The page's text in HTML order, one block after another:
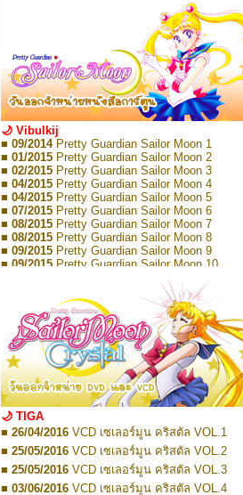
🌙 Vibulkij
■ 09/2014 Pretty Guardian Sailor Moon 1
■ 01/2015 Pretty Guardian Sailor Moon 2
■ 02/2015 Pretty Guardian Sailor Moon 3
■ 04/2015 Pretty Guardian Sailor Moon 4
■ 04/2015 Pretty Guardian Sailor Moon 5
■ 07/2015 Pretty Guardian Sailor Moon 6
■ 08/2015 Pretty Guardian Sailor Moon 7
■ 08/2015 Pretty Guardian Sailor Moon 8
■ 09/2015 Pretty Guardian Sailor Moon 9
■ 09/2015 Pretty Guardian Sailor Moon 10
Pretty Guardian Sailor Moon 11
Pretty Guardian Sailor Moon 12
Pretty Guardian Sailor Moon Short
Stories 1
■ 09/2018Pretty Guardian Sailor Moon Short
Stories 2
■ 01/2022Pretty Guardian Sailor Moon Eternal
Edition 1
■ 01/2022Pretty Guardian Sailor Moon Eternal
Edition 2
■ 03/2022Pretty Guardian Sailor Moon Eternal
Edition 3
■ 03/2022Pretty Guardian Sailor Moon Eternal
Edition 4
■ 07/2022Pretty Guardian Sailor Moon Eternal
Edition 5
■ 07/2022Pretty Guardian Sailor Moon Eternal
🌙 TIGA
■ 26/04/2016 VCD เซเลอร์มูน คริสตัล VOL.1
■ 25/05/2016 VCD เซเลอร์มูน คริสตัล VOL.2
■ 25/05/2016 VCD เซเลอร์มูน คริสตัล VOL.3
■ 03/06/2016 VCD เซเลอร์มูน คริสตัล VOL.4